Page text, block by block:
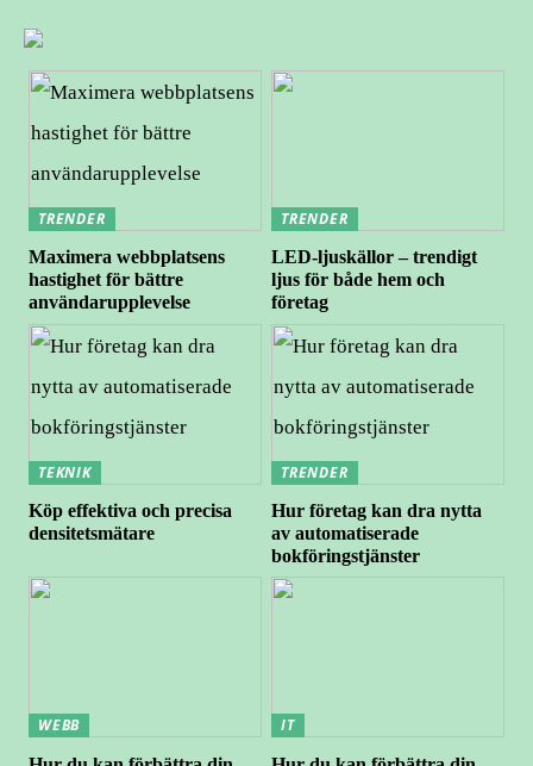
TRENDER
Maximera webbplatsens
hastighet för bättre
användarupplevelse
TRENDER
LED-ljuskällor – trendigt
ljus för både hem och
företag
TEKNIK
Köp effektiva och precisa
densitetsmätare
TRENDER
Hur företag kan dra nytta
av automatiserade
bokföringstjänster
WEBB
IT